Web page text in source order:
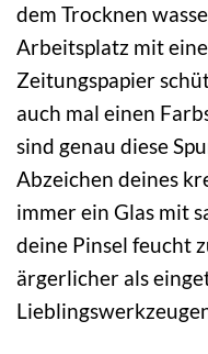
dem Trocknen
Arbeitsplatz mit
Zeitungspapier
auch mal einen
sind genau diese
Abzeichen deines
immer ein Glas mit
deine Pinsel feucht
ärgerlicher als